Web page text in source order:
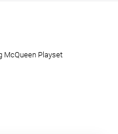
McQueen Playset